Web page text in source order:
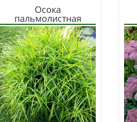
Осока
пальмолистная